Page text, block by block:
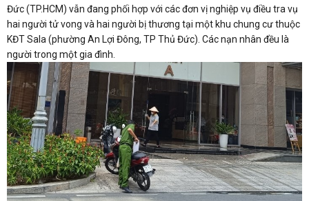
Đức (TP.HCM) vẫn đang phối hợp với các đơn vị nghiệp vụ điều tra vụ
hai người tử vong và hai người bị thương tại một khu chung cư thuộc
KĐT Sala (phường An Lợi Đông, TP Thủ Đức). Các nạn nhân đều là
người trong một gia đình.